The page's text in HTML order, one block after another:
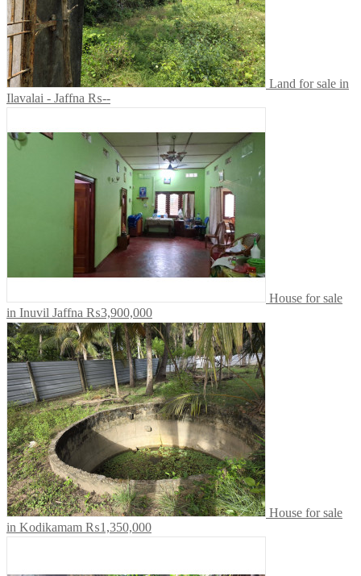
Land for sale in
Ilavalai - Jaffna ₨--
House for sale
in Inuvil Jaffna ₨3,900,000
House for sale
in Kodikamam ₨1,350,000